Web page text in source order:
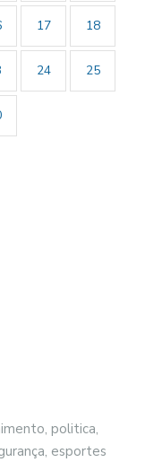
17 18
24 25
politica,
esportes